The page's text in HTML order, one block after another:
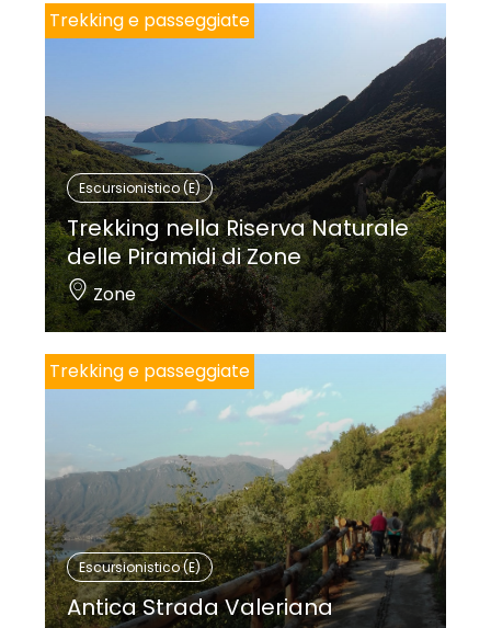
Trekking e passeggiate
Escursionistico (E)
Trekking nella Riserva Naturale
delle Piramidi di Zone
Zone
Trekking e passeggiate
Escursionistico (E)
Antica Strada Valeriana